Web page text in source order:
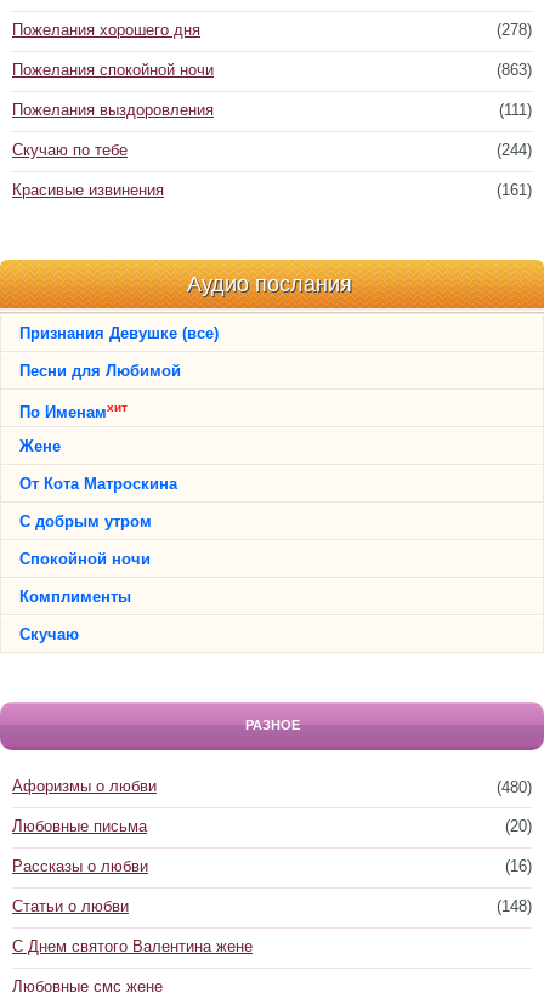
(278)
Пожелания хорошего дня
(863)
Пожелания спокойной ночи
(111)
Пожелания выздоровления
(244)
Скучаю по тебе
(161)
Красивые извинения
Аудио послания
Признания Девушке (все)
Песни для Любимой
По Именамхит
Жене
От Кота Матроскина
С добрым утром
Спокойной ночи
Комплименты
Скучаю
РАЗНОЕ
(480)
Афоризмы о любви
(20)
Любовные письма
(16)
Рассказы о любви
(148)
Статьи о любви
С Днем святого Валентина жене
Любовные смс жене